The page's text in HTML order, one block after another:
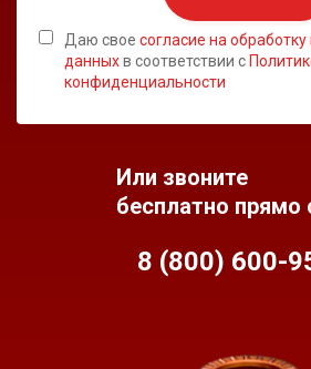
Даю свое согласие на
данныхв соответствии с
конфиденциальности
Или звоните
бесплатно прямо
8 (800) 600-